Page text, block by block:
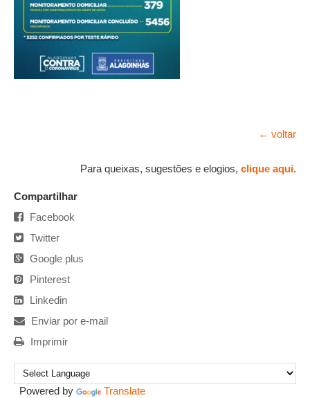
← voltar
Para queixas, sugestões e elogios, clique aqui.
Compartilhar
Facebook
Twitter
Google plus
Pinterest
Linkedin
Enviar por e-mail
Imprimir
Powered by Translate